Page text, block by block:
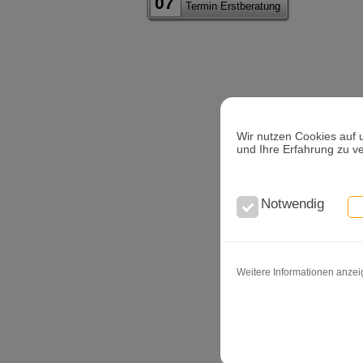
Wir nutzen Cookies auf
und Ihre Erfahrung zu
Notwendig
Weitere Informationen
Termin Erstberatung